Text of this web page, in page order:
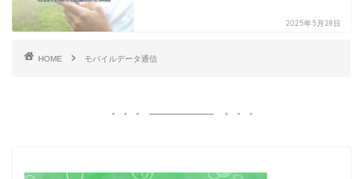
2025年5月28日
HOME モバイルデータ通信